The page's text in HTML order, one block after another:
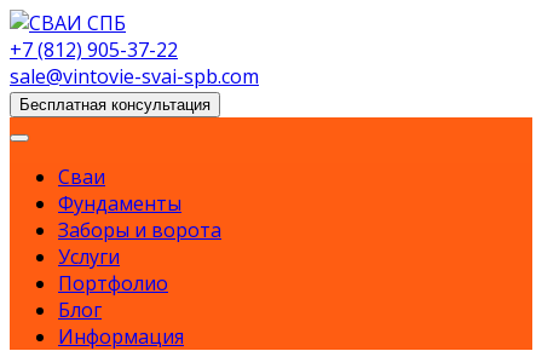
Skip
to
content
+7 (812) 905-37-22
sale@vintovie-svai-spb.com
Бесплатная консультация
Сваи
Фундаменты
Заборы и ворота
Услуги
Портфолио
Блог
Информация